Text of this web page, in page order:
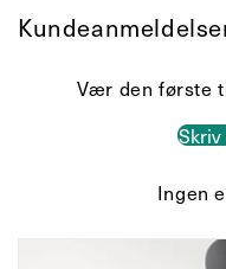
Vær den første
Ingen